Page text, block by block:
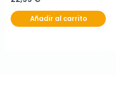
Añadir al carrito